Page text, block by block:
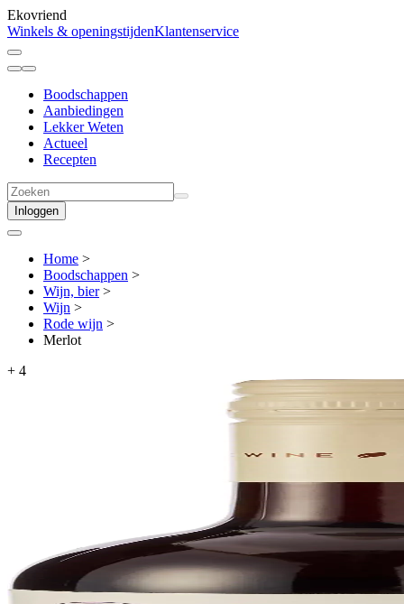
Ekovriend
Winkels & openingstijdenKlantenservice
Boodschappen
Aanbiedingen
Lekker Weten
Actueel
Recepten
Inloggen
Home >
Boodschappen >
Wijn, bier>
Wijn >
Rode wijn >
Merlot
+ 4